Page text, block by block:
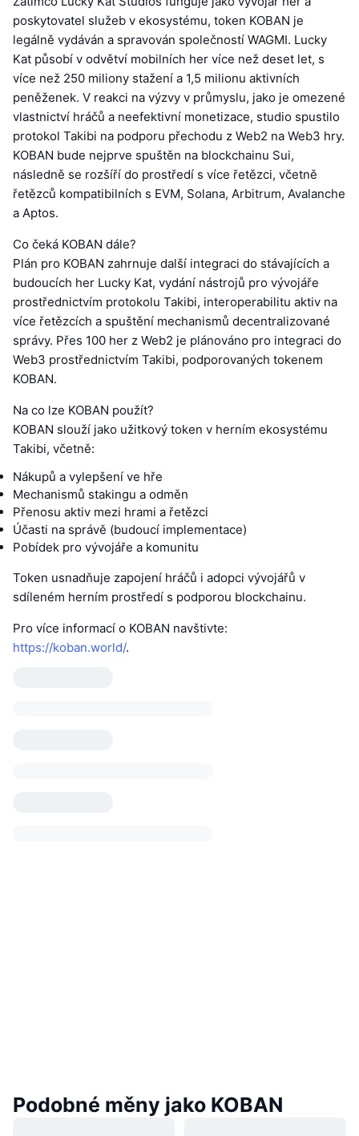
poskytovatel služeb v ekosystému, token KOBAN je
legálně vydáván a spravován společností WAGMI. Lucky
Kat působí v odvětví mobilních her více než deset let, s
více než 250 miliony stažení a 1,5 milionu aktivních
peněženek. V reakci na výzvy v průmyslu, jako je omezené
vlastnictví hráčů a neefektivní monetizace, studio spustilo
protokol Takibi na podporu přechodu z Web2 na Web3 hry.
KOBAN bude nejprve spuštěn na blockchainu Sui,
následně se rozšíří do prostředí s více řetězci, včetně
řetězců kompatibilních s EVM, Solana, Arbitrum, Avalanche
a Aptos.
Co čeká KOBAN dále?
Plán pro KOBAN zahrnuje další integraci do stávajících a
budoucích her Lucky Kat, vydání nástrojů pro vývojáře
prostřednictvím protokolu Takibi, interoperabilitu aktiv na
více řetězcích a spuštění mechanismů decentralizované
správy. Přes 100 her z Web2 je plánováno pro integraci do
Web3 prostřednictvím Takibi, podporovaných tokenem
KOBAN.
Na co lze KOBAN použít?
KOBAN slouží jako užitkový token v herním ekosystému
Takibi, včetně:
Nákupů a vylepšení ve hře
Mechanismů stakingu a odměn
Přenosu aktiv mezi hrami a řetězci
Účasti na správě (budoucí implementace)
Pobídek pro vývojáře a komunitu
Token usnadňuje zapojení hráčů i adopci vývojářů v
sdíleném herním prostředí s podporou blockchainu.
Pro více informací o KOBAN navštivte:
https://koban.world/.
Podobné měny jako KOBAN